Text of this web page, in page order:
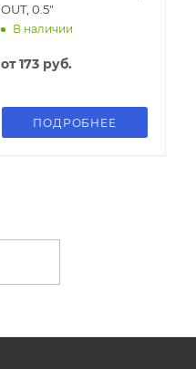
OUT, 0.5"
В наличии
от173 руб.
ПОДРОБНЕЕ